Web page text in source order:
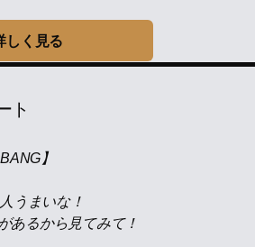
しく見る
ト
】
うまいな！
あるから見てみて！